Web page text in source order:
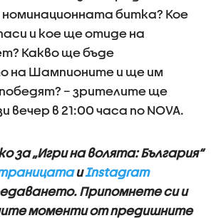
номинационната битка? Кое
и кое ще отиде на
Какво ще бъде
на Шампионите и ще им
– зрителите ще
в 21:00 часа по NOVA.
за „Игри на волята: България“
иInstagram
Припомнете си и
моменти от предишните